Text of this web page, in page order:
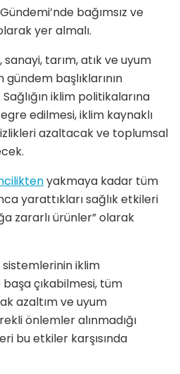
bağımsız ve
yer almalı.
sanayi, tarım, atık ve uyum
başlıklarının
iklim politikalarına
edilmesi, iklim kaynaklı
azaltacak ve toplumsal
yakmaya kadar tüm
yarattıkları sağlık etkileri
zararlı ürünler” olarak
iklim
çıkabilmesi, tüm
azaltım ve uyum
önlemler alınmadığı
bu etkiler karşısında